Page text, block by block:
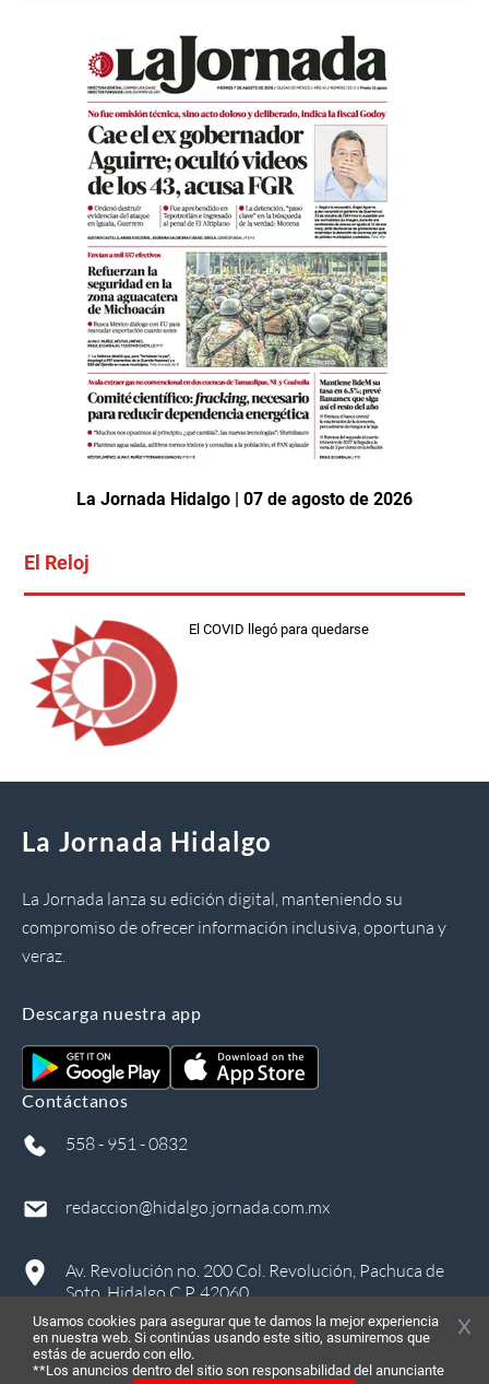
La Jornada Hidalgo | 07 de agosto de 2026
El Reloj
El COVID llegó para quedarse
La Jornada Hidalgo
La Jornada lanza su edición digital, manteniendo su
compromiso de ofrecer información inclusiva, oportuna y
veraz.
Descarga nuestra app
Contáctanos
558 - 951 - 0832
redaccion@hidalgo.jornada.com.mx
Av. Revolución no. 200 Col. Revolución, Pachuca de
Soto, Hidalgo C.P. 42060
Usamos cookies para asegurar que te damos la mejor experiencia
en nuestra web. Si continúas usando este sitio, asumiremos que
estás de acuerdo con ello.
**Los anuncios dentro del sitio son responsabilidad del anunciante